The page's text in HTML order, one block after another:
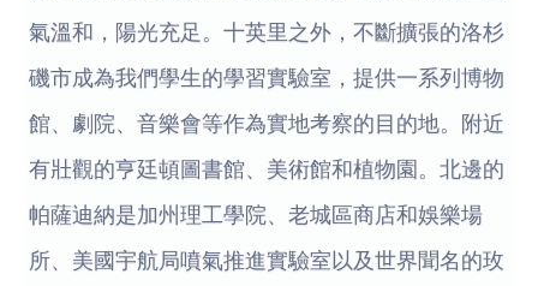
氣溫和，陽光充足。十英里之外，不斷擴張的洛杉
磯市成為我們學生的學習實驗室，提供一系列博物
館、劇院、音樂會等作為實地考察的目的地。附近
有壯觀的亨廷頓圖書館、美術館和植物園。北邊的
帕薩迪納是加州理工學院、老城區商店和娛樂場
所、美國宇航局噴氣推進實驗室以及世界聞名的玫